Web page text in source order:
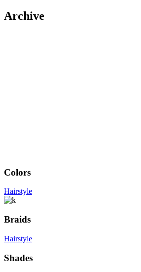
Archive
Colors
Hairstyle
Braids
Hairstyle
Shades